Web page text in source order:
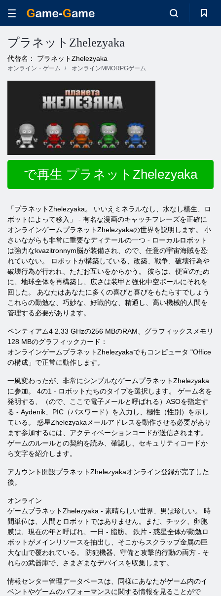
プラネットZhelezyaka
代替名： プラネットZhelezyaka
オンライン・ゲーム オンラインMMORPGゲーム
で再生 プラネットZhelezyaka
「プラネットZhelezyaka。 いいえミネラ​​ルなし、水なし植生、ロ
ボットによって移入」 - 有名な漫画のキャッチフレーズを正確に
オンラインゲームプラネットZhelezyakaの世界を説明します。 小
さいながらも非常に重要なディテールの一つ - ローカルロボット
は強力なkvazitronnym脳が装備され、ので、任意の宇宙海賊を恐
れていない。 ロボットが構築している、改築、戦争、破壊行為や
破壊行為が行われ、ただお互いをからかう。 彼らは、便宜のため
に、地球全体を再構築し、広さは装甲と強化中空ボールにそれを
回した。 あなたはあなたに多くの喜びと喜びをもたらすでしょう
これらの勤勉な、巧妙な、好戦的な、精通し、高い機械的人間を
管理する必要があります。
ペンティアム4 2.33 GHzの256 MBのRAM、グラフィックスメモリ
128 MBのグラフィックカード：
オンラインゲームプラネットZhelezyakaでもコンピュータ "Office
の構成」で正常に動作します。
一風変わったが、非常にシンプルなゲームプラネットZhelezyaka
に参加。 4の1 - ロボットたちのタイプを選択します。 ゲーム名を
発明する、（ので、ここで電子メールと呼ばれる）ASOを指定す
る - Aydenik、PIC（パスワード）を入力し、極性（性別）を示し
ている。 惑星Zhelezyakaメールアドレスを動作させる必要があり
ます参加するには、アクティベーションコードが送信されます。
ゲームのルールとの契約を読み、確認し、セキュリティコードか
ら文字を紹介します。
アカウント開設プラネットZhelezyakaオンライン登録が完了した
後。
オンライン
ゲームプラネットZhelezyaka - 素晴らしい世界、男は珍しい。 時
間単位は、人間とロボットではありません。まだ、チック、卵胞
膜は、現在の年と呼ばれ、一日 - 脂肪。 鉄片 - 惑星全体が勤勉ロ
ボットがメインリソースを抽出し、そこからスクラップ金属の巨
大な山で覆われている。 防犯機器、守備と攻撃的行動の両方 - そ
れらの武器庫で、さまざまなデバイスを収集します。
情報センター管理データベースは、同様にあなたがゲーム内のイ
ベントやゲームのパフォーマンスに関する情報を見ることがで